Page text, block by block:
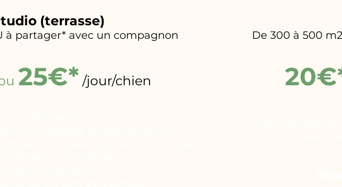
(terrasse)
à partager* avec un compagnon
25€* /jour/chien
De 300 à 500